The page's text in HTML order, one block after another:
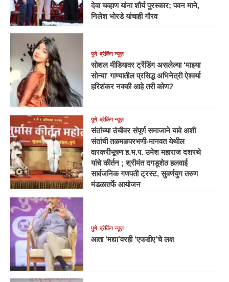
देवा चव्हाण यांना शौर्य पुरस्कार; पवन माने,
निलेश भोरडे यांचाही गौरव
पुणे ब्रेकिंग न्यूज़
सोशल मीडियावर ट्रेंडिंग असलेल्या ‘माझ्या
सोन्या’ गाण्यातील प्रसिद्ध अभिनेत्री ऐश्वर्या
हरिशंकर नक्की आहे तरी कोण?
पुणे ब्रेकिंग न्यूज़
संतांच्या उंचीवर संपूर्ण समाजाने यावे अशी
संतांची तळमळपरभणी-मानवत येथील
वारकरीभूषण ह.भ.प. उमेश महाराज दशरथे
यांचे कीर्तन ; श्रीमंत दगडूशेठ हलवाई
सार्वजनिक गणपती ट्रस्ट, सुवर्णयुग तरुण
मंडळातर्फे आयोजन
पुणे ब्रेकिंग न्यूज़
आता ‘मद्या’वरही ‘एफडीए’चे लक्ष